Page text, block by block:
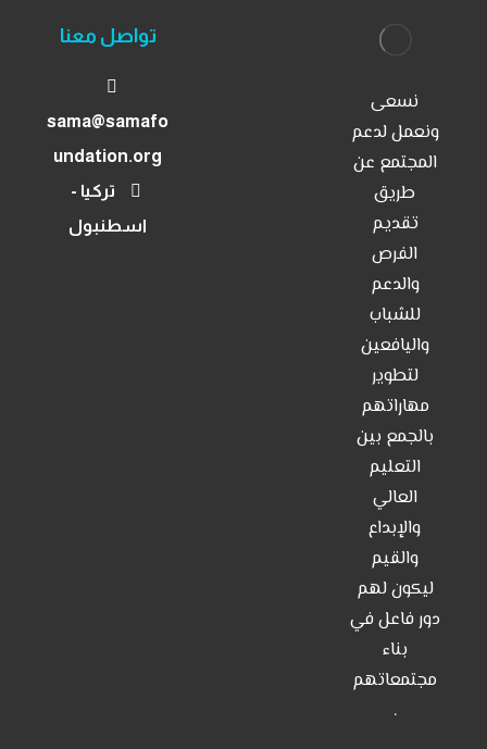
نسعى
ونعمل لدعم
المجتمع عن
طريق
تقديم
الفرص
والدعم
للشباب
واليافعين
لتطوير
مهاراتهم
بالجمع بين
التعليم
العالي
والإبداع
والقيم
ليكون لهم
دور فاعل في
بناء
مجتمعاتهم
.
تواصل معنا
sama@samafo
undation.org
تركيا -
اسطنبول